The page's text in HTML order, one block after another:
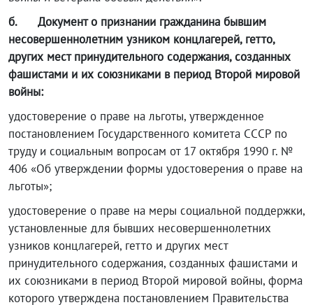
б. Документ о признании гражданина бывшим
несовершеннолетним узником концлагерей, гетто,
других мест принудительного содержания, созданных
фашистами и их союзниками в период Второй мировой
войны:
удостоверение о праве на льготы, утвержденное
постановлением Государственного комитета СССР по
труду и социальным вопросам от 17 октября 1990 г. №
406 «Об утверждении формы удостоверения о праве на
льготы»;
удостоверение о праве на меры социальной поддержки,
установленные для бывших несовершеннолетних
узников концлагерей, гетто и других мест
принудительного содержания, созданных фашистами и
их союзниками в период Второй мировой войны, форма
которого утверждена постановлением Правительства